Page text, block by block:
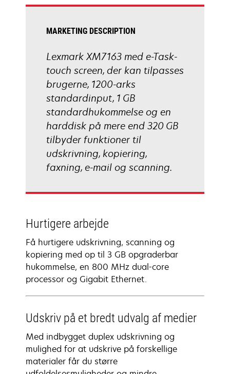
MARKETING DESCRIPTION
Lexmark XM7163 med e-Task-
touch screen, der kan tilpasses
brugerne, 1200-arks
standardinput, 1 GB
standardhukommelse og en
harddisk på mere end 320 GB
tilbyder funktioner til
udskrivning, kopiering,
faxning, e-mail og scanning.
Hurtigere arbejde
Få hurtigere udskrivning, scanning og
kopiering med op til 3 GB opgraderbar
hukommelse, en 800 MHz dual-core
processor og Gigabit Ethernet.
Udskriv på et bredt udvalg af medier
Med indbygget duplex udskrivning og
mulighed for at udskrive på forskellige
materialer får du større